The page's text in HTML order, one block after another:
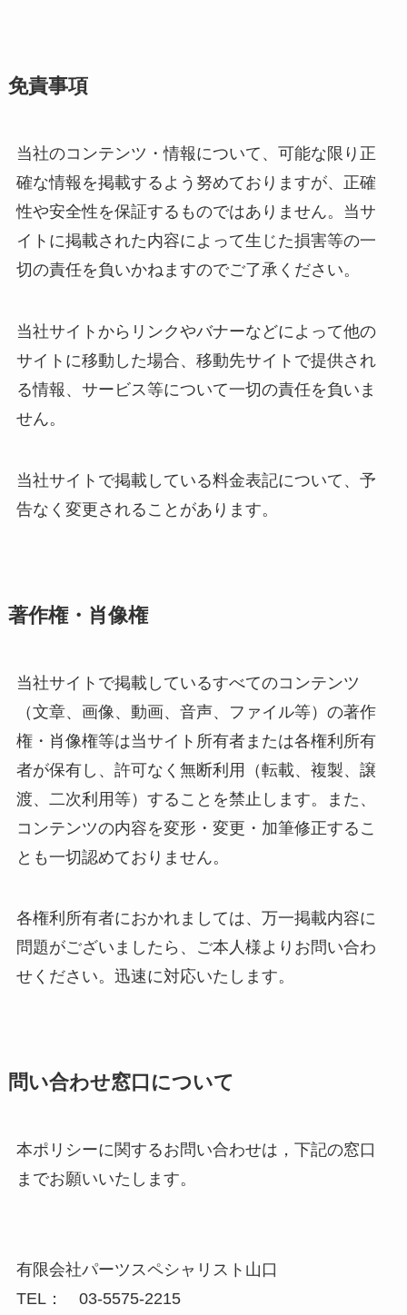
免責事項
当社のコンテンツ・情報について、可能な限り正
確な情報を掲載するよう努めておりますが、正確
性や安全性を保証するものではありません。当サ
イトに掲載された内容によって生じた損害等の一
切の責任を負いかねますのでご了承ください。
当社サイトからリンクやバナーなどによって他の
サイトに移動した場合、移動先サイトで提供され
る情報、サービス等について一切の責任を負いま
せん。
当社サイトで掲載している料金表記について、予
告なく変更されることがあります。
著作権・肖像権
当社サイトで掲載しているすべてのコンテンツ
（文章、画像、動画、音声、ファイル等）の著作
権・肖像権等は当サイト所有者または各権利所有
者が保有し、許可なく無断利用（転載、複製、譲
渡、二次利用等）することを禁止します。また、
コンテンツの内容を変形・変更・加筆修正するこ
とも一切認めておりません。
各権利所有者におかれましては、万一掲載内容に
問題がございましたら、ご本人様よりお問い合わ
せください。迅速に対応いたします。
問い合わせ窓口について
本ポリシーに関するお問い合わせは，下記の窓口
までお願いいたします。
有限会社パーツスペシャリスト山口
TEL： 03-5575-2215